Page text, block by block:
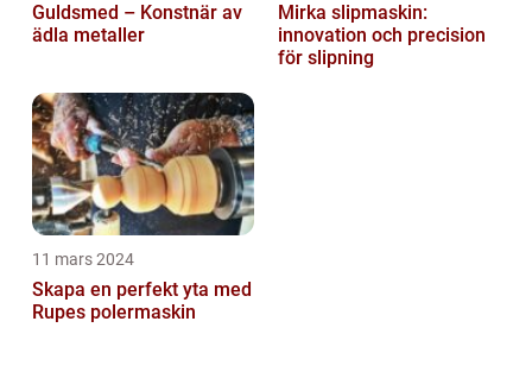
Guldsmed – Konstnär av
ädla metaller
Mirka slipmaskin:
innovation och precision
för slipning
11 mars 2024
Skapa en perfekt yta med
Rupes polermaskin